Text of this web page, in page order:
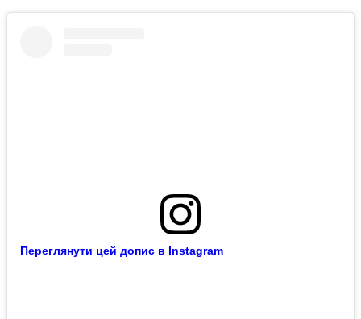
Переглянути цей допис в Instagram